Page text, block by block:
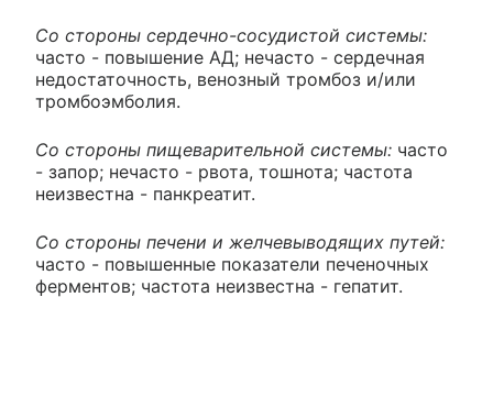
Со стороны сердечно-сосудистой системы:
часто - повышение АД; нечасто - сердечная
недостаточность, венозный тромбоз и/или
тромбоэмболия.
Со стороны пищеварительной системы: часто
- запор; нечасто - рвота, тошнота; частота
неизвестна - панкреатит.
Со стороны печени и желчевыводящих путей:
часто - повышенные показатели печеночных
ферментов; частота неизвестна - гепатит.